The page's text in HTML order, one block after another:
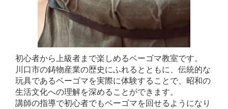
初心者から上級者まで楽しめるベーゴマ教室です。
川口市の鋳物産業の歴史にふれるとともに、伝統的な
玩具であるベーゴマを実際に体験することで、昭和の
生活文化への理解を深めることができます。
講師の指導で初心者でもベーゴマを回せるようになり